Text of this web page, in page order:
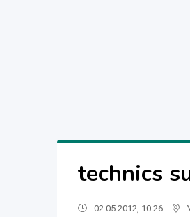
technics
02.05.2012, 10:26